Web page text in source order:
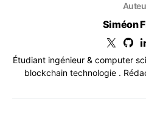
Siméon
Étudiant ingénieur & computer
blockchain technologie .